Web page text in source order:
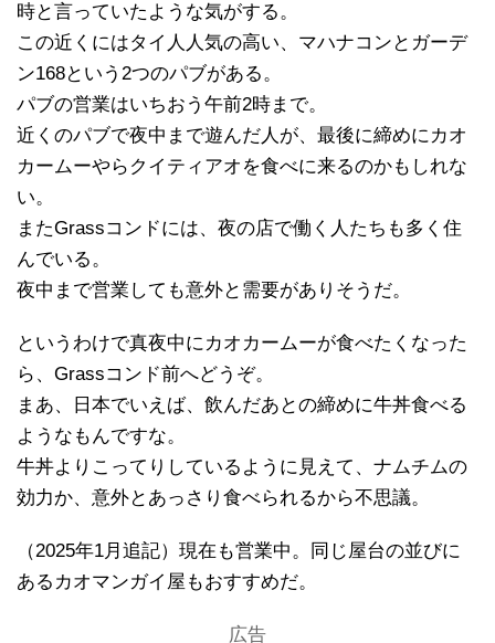
時と言っていたような気がする。
この近くにはタイ人人気の高い、マハナコンとガーデ
ン168という2つのパブがある。
パブの営業はいちおう午前2時まで。
近くのパブで夜中まで遊んだ人が、最後に締めにカオ
カームーやらクイティアオを食べに来るのかもしれな
い。
またGrassコンドには、夜の店で働く人たちも多く住
んでいる。
夜中まで営業しても意外と需要がありそうだ。
というわけで真夜中にカオカームーが食べたくなった
ら、Grassコンド前へどうぞ。
まあ、日本でいえば、飲んだあとの締めに牛丼食べる
ようなもんですな。
牛丼よりこってりしているように見えて、ナムチムの
効力か、意外とあっさり食べられるから不思議。
（2025年1月追記）現在も営業中。同じ屋台の並びに
あるカオマンガイ屋もおすすめだ。
広告